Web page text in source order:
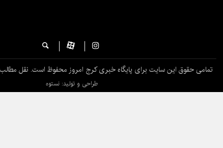
تمامی حقوق این سایت برای پایگاه خبری کرج امروز محفوظ است. نقل مطالب
طراحی و تولید: نستوه